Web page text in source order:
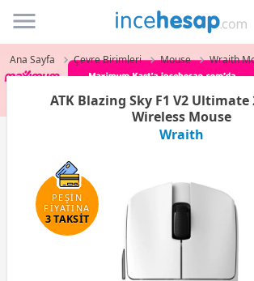
Incehesap
Ana Sayfa Çevre Birimleri Mouse Wraith
ATK Blazing Sky F1 V2 Ultimate
Wireless Mouse
Wraith
PEŞİN
FİYATINA
3 TAKSİT